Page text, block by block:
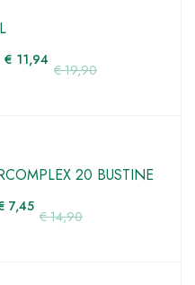
€19,90
€ 11,94
20 BUSTINE
€14,90
7,45